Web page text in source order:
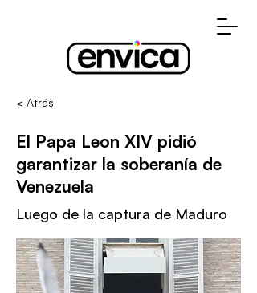
< Atrás
El Papa Leon XIV pidió
garantizar la soberanía de
Venezuela
Luego de la captura de Maduro